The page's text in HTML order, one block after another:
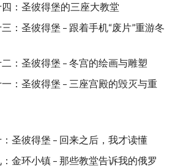
：圣彼得堡的三座大教堂
：圣彼得堡 – 跟着手机“废片”重游冬
：圣彼得堡 – 冬宫的绘画与雕塑
：圣彼得堡 – 三座宫殿的毁灭与重
圣彼得堡 – 回来之后，我才读懂
金环小镇 – 那些教堂告诉我的俄罗